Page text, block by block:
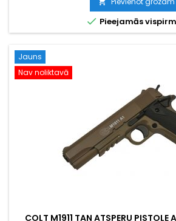
 Pieejamās
Jauns
Nav noliktavā
COLT M1911 TAN ATSPERU PISTOLE